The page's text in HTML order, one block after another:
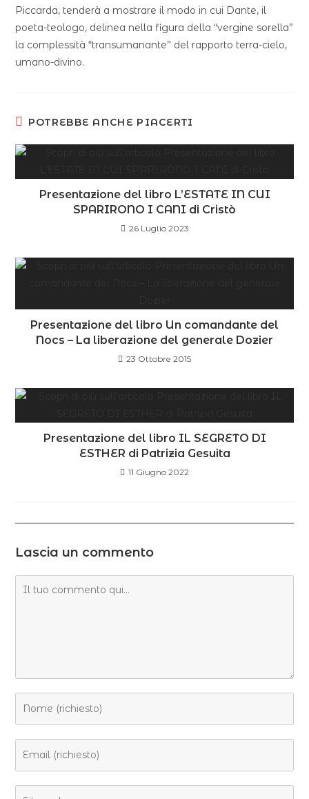
Piccarda, tenderà a mostrare il modo in cui Dante, il
poeta-teologo, delinea nella figura della “vergine sorella”
la complessità “transumanante” del rapporto terra-cielo,
umano-divino.
POTREBBE ANCHE PIACERTI
Presentazione del libro L’ESTATE IN CUI
SPARIRONO I CANI di Cristò
26 Luglio 2023
Presentazione del libro Un comandante del
Nocs – La liberazione del generale Dozier
23 Ottobre 2015
Presentazione del libro IL SEGRETO DI
ESTHER di Patrizia Gesuita
11 Giugno 2022
Lascia un commento